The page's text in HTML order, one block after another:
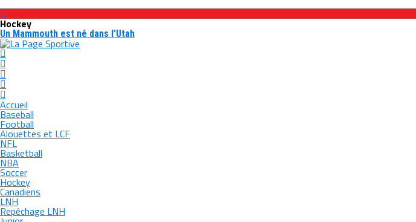
Hockey
Un Mammouth est né dans l’Utah
Accueil
Baseball
Football
Alouettes et LCF
NFL
Basketball
NBA
Soccer
Hockey
Canadiens
LNH
Repêchage LNH